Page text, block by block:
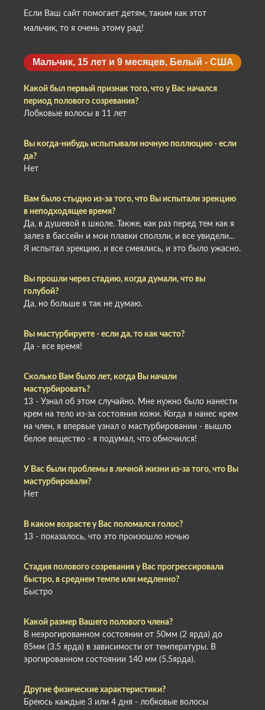
Если Ваш сайт помогает детям, таким как этот
мальчик, то я очень этому рад!
Мальчик, 15 лет и 9 месяцев, Белый - США
Какой был первый признак того, что у Вас начался
период полового созревания?
Лобковые волосы в 11 лет
Вы когда-нибудь испытывали ночную поллюцию - если
да?
Нет
Вам было стыдно из-за того, что Вы испытали эрекцию
в неподходящее время?
Да, в душевой в школе. Также, как раз перед тем как я
залез в бассейн и мои плавки сползли, и все увидели...
Я испытал эрекцию, и все смеялись, и это было ужасно.
Вы прошли через стадию, когда думали, что вы
голубой?
Да, но больше я так не думаю.
Вы мастурбируете - если да, то как часто?
Да - все время!
Сколько Вам было лет, когда Вы начали
мастурбировать?
13 - Узнал об этом случайно. Мне нужно было нанести
крем на тело из-за состояния кожи. Когда я нанес крем
на член, я впервые узнал о мастурбировании - вышло
белое вещество - я подумал, что обмочился!
У Вас были проблемы в личной жизни из-за того, что Вы
мастурбировали?
Нет
В каком возрасте у Вас поломался голос?
13 - показалось, что это произошло ночью
Стадия полового созревания у Вас прогрессировала
быстро, в среднем темпе или медленно?
Быстро
Какой размер Вашего полового члена?
В неэрогированном состоянии от 50мм (2 ярда) до
85мм (3.5 ярда) в зависимости от температуры. В
эрогированном состоянии 140 мм (5.5ярда).
Другие физические характеристики?
Бреюсь каждые 3 или 4 дня - лобковые волосы